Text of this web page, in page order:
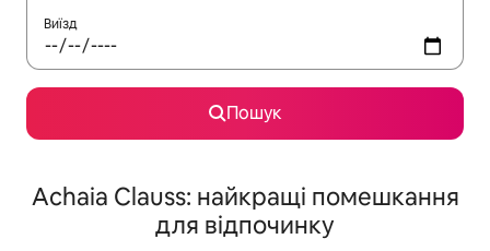
Виїзд
Пошук
Achaia Clauss: найкращі помешкання
для відпочинку